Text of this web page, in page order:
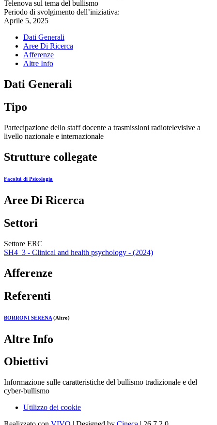
Telenova sul tema del bullismo
Periodo di svolgimento dell’iniziativa:
Aprile 5, 2025
Dati Generali
Aree Di Ricerca
Afferenze
Altre Info
Dati Generali
Tipo
Partecipazione dello staff docente a trasmissioni radiotelevisive a
livello nazionale e internazionale
Strutture collegate
Facoltà di Psicologia
Aree Di Ricerca
Settori
Settore ERC
SH4_3 - Clinical and health psychology - (2024)
Afferenze
Referenti
BORRONI SERENA (Altro)
Altre Info
Obiettivi
Informazione sulle caratteristiche del bullismo tradizionale e del
cyber-bullismo
Utilizzo dei cookie